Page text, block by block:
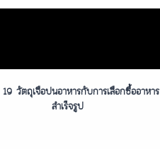
วัตถุเจือปนอาหารกับการเลือกซื้ออาหาร
สำเร็จรูป